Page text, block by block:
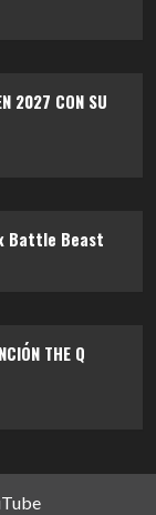
2027 CON SU
Battle Beast
THE Q